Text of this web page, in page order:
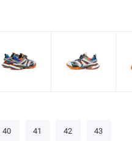
40 41 42 43